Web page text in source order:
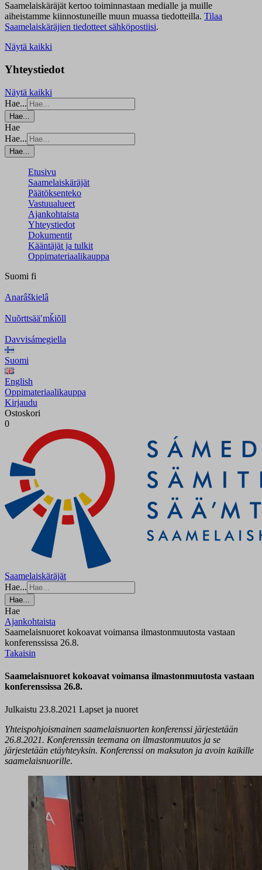
Saamelaiskäräjät kertoo toiminnastaan medialle ja muille
aiheistamme kiinnostuneille muun muassa tiedotteilla. Tilaa
Saamelaiskäräjien tiedotteet sähköpostiisi.
Näytä kaikki
Yhteystiedot
Näytä kaikki
Hae...
Hae...
Hae
Hae...
Hae...
Etusivu
Saamelaiskäräjät
Päätöksenteko
Vastuualueet
Ajankohtaista
Yhteystiedot
Dokumentit
Kääntäjät ja tulkit
Oppimateriaalikauppa
Suomi fi
Anarâškielâ
Nuõrttsääʹmǩiõll
Davvisámegiella
Suomi
English
Oppimateriaalikauppa
Kirjaudu
Ostoskori
0
Saamelaiskäräjät
Hae...
Hae...
Hae
Ajankohtaista
Saamelaisnuoret kokoavat voimansa ilmastonmuutosta vastaan
konferenssissa 26.8.
Takaisin
Saamelaisnuoret kokoavat voimansa ilmastonmuutosta vastaan
konferenssissa 26.8.
Julkaistu 23.8.2021 Lapset ja nuoret
Yhteispohjoismainen saamelaisnuorten konferenssi järjestetään
26.8.2021. Konferenssin teemana on ilmastonmuutos ja se
järjestetään etäyhteyksin. Konferenssi on maksuton ja avoin kaikille
saamelaisnuorille.